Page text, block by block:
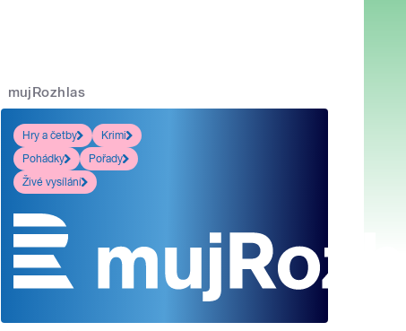
mujRozhlas
Hry a četby
Krimi
Pohádky
Pořady
Živé vysílání